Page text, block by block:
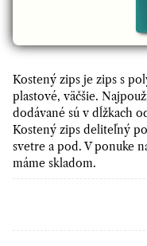
Zips kostený
Zips kostený
Zips kostený
Zips kostený
Zips kostený
Kostený zips je zips s
plastové, väčšie.
dodávané sú v dĺžkach
Kostený zips deliteľný
svetre a pod. V ponuke
máme skladom.